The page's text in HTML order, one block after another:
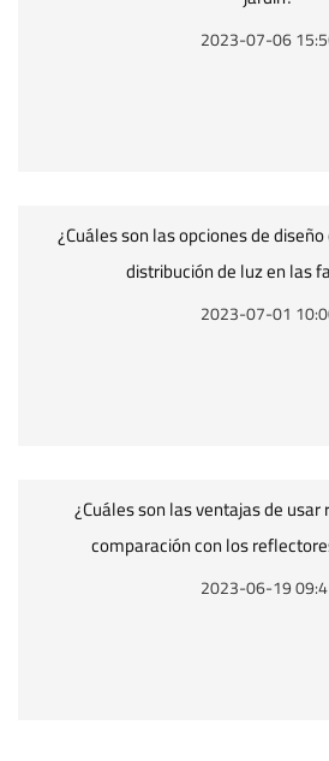
2023-07-06
¿Cuáles son las opciones de
distribución de luz en las
2023-07-01
¿Cuáles son las ventajas de
comparación con los
2023-06-19